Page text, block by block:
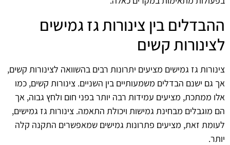
ההבדלים בין צינורות גז גמישים
לצינורות קשים
צינורות גז גמישים מציעים יתרונות רבים בהשוואה לצינורות קשים,
אך גם ישנם הבדלים משמעותיים בין השניים. צינורות קשים, כמו
אלו ממתכת, מציעים עמידות רבה יותר בפני חום ולחץ גבוה, אך
הם מוגבלים מבחינת גמישות ויכולת התאמה. צינורות גז גמישים,
לעומת זאת, מציעים פתרונות גמישים שמאפשרים התקנה קלה
יותר.